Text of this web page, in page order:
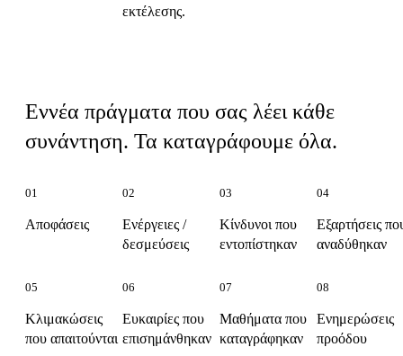
εκτέλεσης.
Εννέα πράγματα που σας λέει κάθε
συνάντηση. Τα καταγράφουμε όλα.
01
Αποφάσεις
02
Ενέργειες /
δεσμεύσεις
03
Κίνδυνοι που
εντοπίστηκαν
04
Εξαρτήσεις
αναδύθηκαν
05
Κλιμακώσεις
που απαιτούνται
06
Ευκαιρίες που
επισημάνθηκαν
07
Μαθήματα που
καταγράφηκαν
08
Ενημερώσεις
προόδου